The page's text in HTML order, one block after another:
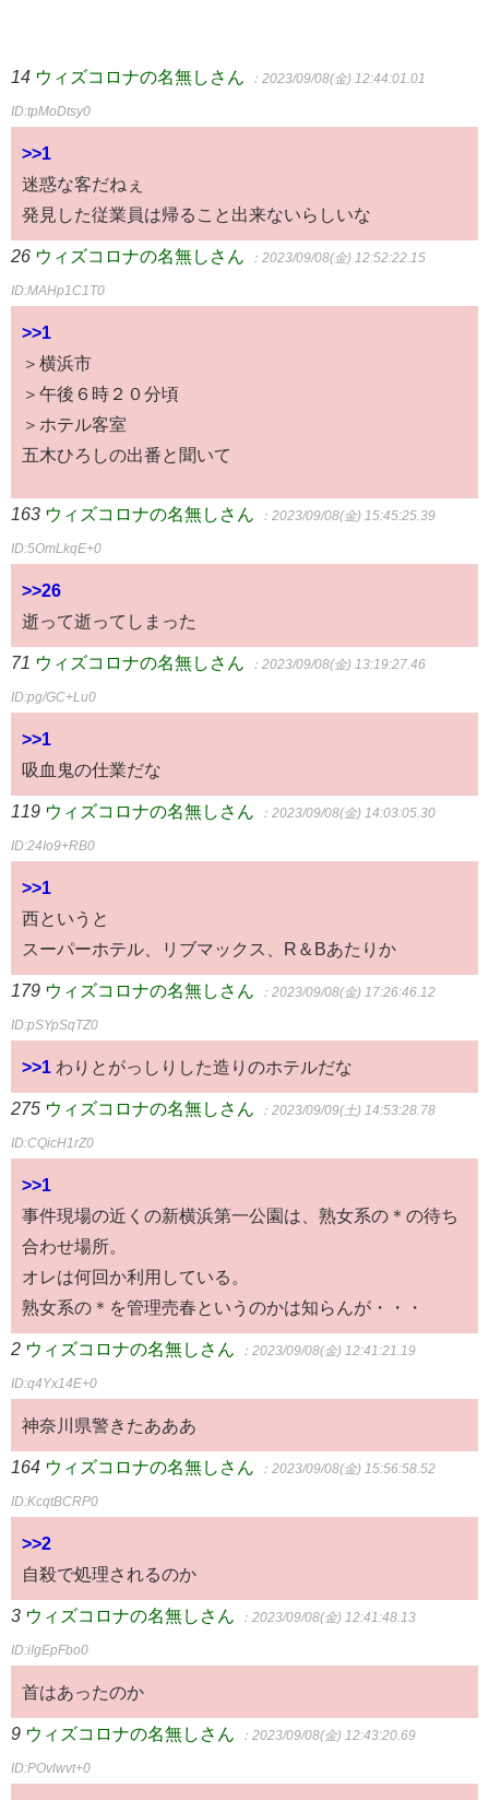
14 ウィズコロナの名無しさん ：2023/09/08(金) 12:44:01.01
ID:tpMoDtsy0
>>1
迷惑な客だねぇ
発見した従業員は帰ること出来ないらしいな
26 ウィズコロナの名無しさん ：2023/09/08(金) 12:52:22.15
ID:MAHp1C1T0
>>1
＞横浜市
＞午後６時２０分頃
＞ホテル客室
五木ひろしの出番と聞いて
163 ウィズコロナの名無しさん ：2023/09/08(金) 15:45:25.39
ID:5OmLkqE+0
>>26
逝って逝ってしまった
71 ウィズコロナの名無しさん ：2023/09/08(金) 13:19:27.46
ID:pg/GC+Lu0
>>1
吸血鬼の仕業だな
119 ウィズコロナの名無しさん ：2023/09/08(金) 14:03:05.30
ID:24Io9+RB0
>>1
西というと
スーパーホテル、リブマックス、R＆Bあたりか
179 ウィズコロナの名無しさん ：2023/09/08(金) 17:26:46.12
ID:pSYpSqTZ0
>>1 わりとがっしりした造りのホテルだな
275 ウィズコロナの名無しさん ：2023/09/09(土) 14:53:28.78
ID:CQicH1rZ0
>>1
事件現場の近くの新横浜第一公園は、熟女系の＊の待ち
合わせ場所。
オレは何回か利用している。
熟女系の＊を管理売春というのかは知らんが・・・
2 ウィズコロナの名無しさん ：2023/09/08(金) 12:41:21.19
ID:q4Yx14E+0
神奈川県警きたあああ
164 ウィズコロナの名無しさん ：2023/09/08(金) 15:56:58.52
ID:KcqtBCRP0
>>2
自殺で処理されるのか
3 ウィズコロナの名無しさん ：2023/09/08(金) 12:41:48.13
ID:iIgEpFbo0
首はあったのか
9 ウィズコロナの名無しさん ：2023/09/08(金) 12:43:20.69
ID:POvlwvt+0